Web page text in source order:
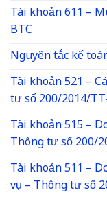
Tài khoản 611 –
BTC
Nguyên tắc kế
Tài khoản 521 –
tư số 200/2014/
Tài khoản 515 –
Thông tư số 200/
Tài khoản 511 –
vụ – Thông tư số